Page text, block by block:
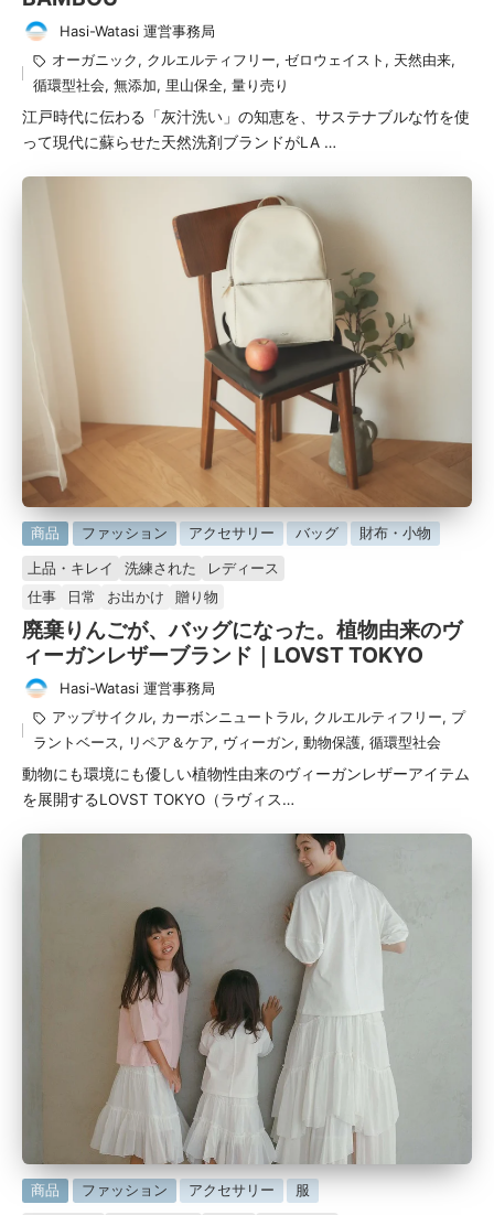
投
稿
者
Hasi-Watasi 運営事務局
タ
グ：
オーガニック, クルエルティフリー,ゼロウェイスト , 天然由来,
循環型社会, 無添加, 里山保全, 量り売り
江戸時代に伝わる「灰汁洗い」の知恵を、サステナブルな竹を使
って現代に蘇らせた天然洗剤ブランドがLA …
に
済
み
商品 ファッション アクセサリー バッグ 財布・小物
上品・キレイ 洗練された
レディース
仕事
日常 お出かけ 贈り物
廃棄りんごが、バッグになった。植物由来のヴ
ィーガンレザーブランド｜LOVST TOKYO
投
稿
Hasi-Watasi 運営事務局
タ
グ：
アップサイクル, カーボンニュートラル, クルエルティフリー, プ
ラントベース, リペア＆ケア, ヴィーガン, 動物保護, 循環型社会
動物にも環境にも優しい植物性由来のヴィーガンレザーアイテム
を展開するLOVST TOKYO（ラヴィス…
に商品 ファッション アクセサリー 服